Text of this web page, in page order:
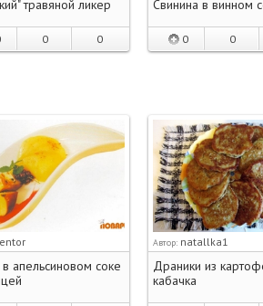
травяной ликер
0 0
Свинина в винном
0 0
апельсиновом соке
Автор: natallka1
Драники из
кабачка